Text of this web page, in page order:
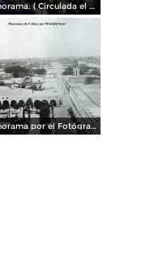
Panorama. ( Circulada el 20 de Octubre de 1919 ).
Panorama por el Fotógrafo Winfield Scott.